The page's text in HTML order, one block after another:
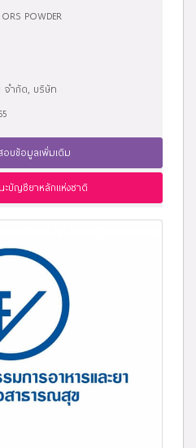
POWDER
จำกัด, บริษัท
บข้อมูลเพิ่มเติม
บัญชียาหลักแห่งชาติ